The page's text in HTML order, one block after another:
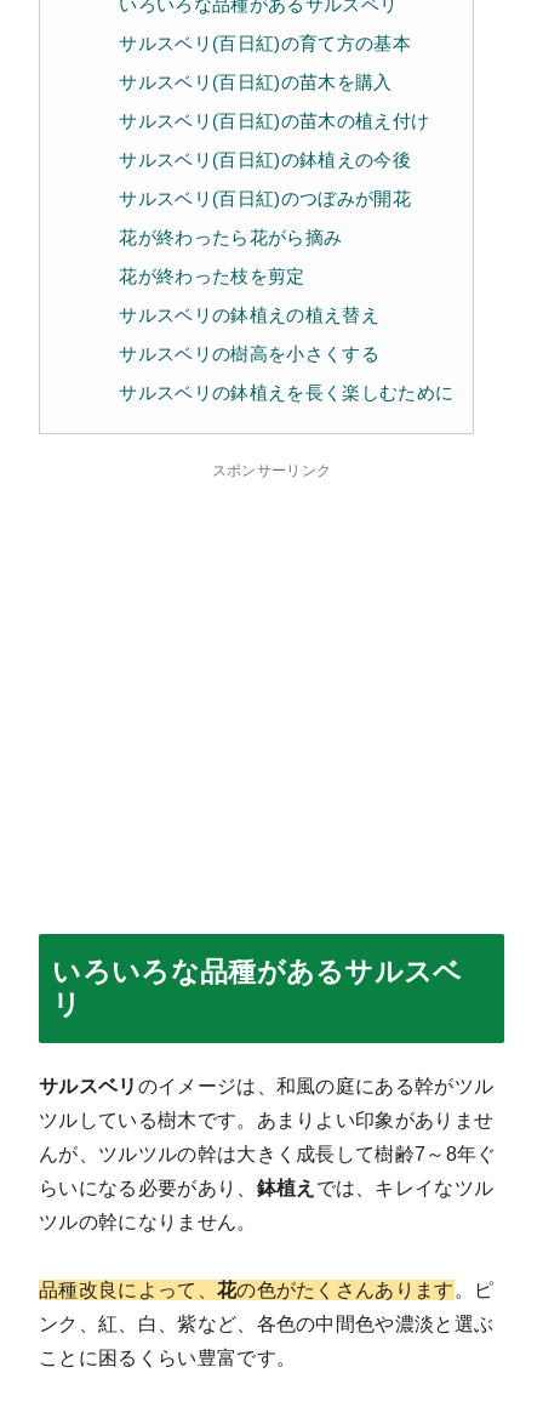
いろいろな品種があるサルスベリ
サルスベリ(百日紅)の育て方の基本
サルスベリ(百日紅)の苗木を購入
サルスベリ(百日紅)の苗木の植え付け
サルスベリ(百日紅)の鉢植えの今後
サルスベリ(百日紅)のつぼみが開花
花が終わったら花がら摘み
花が終わった枝を剪定
サルスベリの鉢植えの植え替え
サルスベリの樹高を小さくする
サルスベリの鉢植えを長く楽しむために
スポンサーリンク
いろいろな品種があるサルスベ
リ
サルスベリ のイメージは、和風の庭にある幹がツル
ツルしている樹木です。あまりよい印象がありませ
んが、ツルツルの幹は大きく成長して樹齢7～8年ぐ
らいになる必要があり、 鉢植え では、キレイなツル
ツルの幹になりません。
品種改良によって、 花の色がたくさんあります 。ピ
ンク、紅、白、紫など、各色の中間色や濃淡と 選ぶ
ことに困るくらい豊富です。